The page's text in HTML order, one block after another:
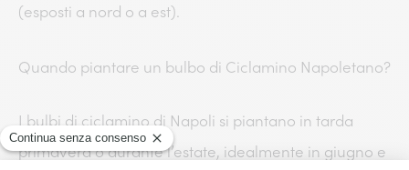
(esposti a nord o a est).
Quando piantare un bulbo di Ciclamino Napoletano?
I bulbi di ciclamino di Napoli si piantano in tarda
primavera o durante l’estate, idealmente in giugno e